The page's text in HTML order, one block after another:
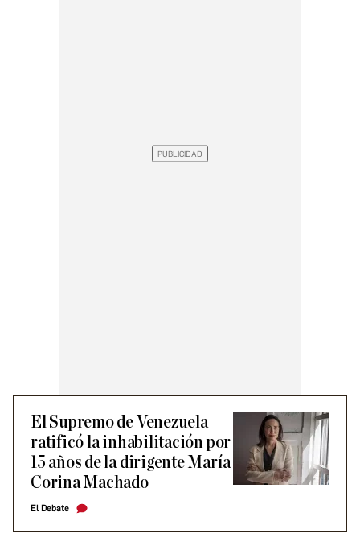
El Supremo de Venezuela
ratificó la inhabilitación por
15 años de la dirigente María
Corina Machado
El Debate